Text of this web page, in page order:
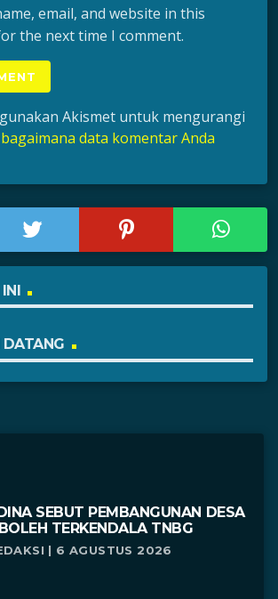
email, and website in this
the next time I comment.
Akismet untuk mengurangi
data komentar Anda
SEBUT PEMBANGUNAN DESA
TERKENDALA TNBG
| 6 AGUSTUS 2026